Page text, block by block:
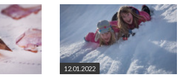
12.01.2022